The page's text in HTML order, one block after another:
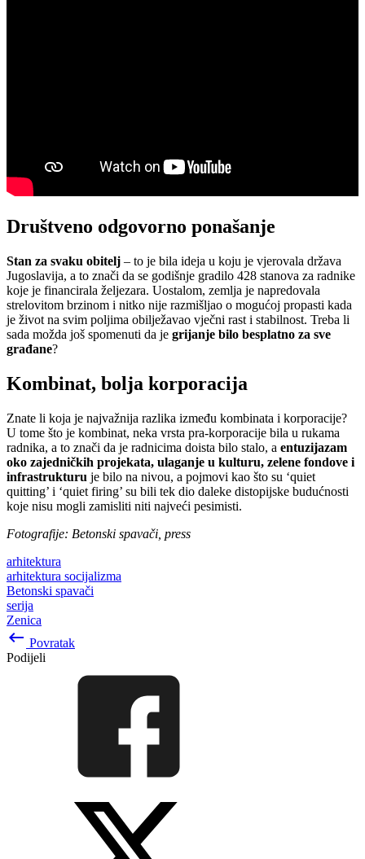
Društveno odgovorno ponašanje
Stan za svaku obitelj – to je bila ideja u koju je vjerovala država
Jugoslavija, a to znači da se godišnje gradilo 428 stanova za radnike
koje je financirala željezara. Uostalom, zemlja je napredovala
strelovitom brzinom i nitko nije razmišljao o mogućoj propasti kada
je život na svim poljima obilježavao vječni rast i stabilnost. Treba li
sada možda još spomenuti da je grijanje bilo besplatno za sve
građane?
Kombinat, bolja korporacija
Znate li koja je najvažnija razlika između kombinata i korporacije?
U tome što je kombinat, neka vrsta pra-korporacije bila u rukama
radnika, a to znači da je radnicima doista bilo stalo, a entuzijazam
oko zajedničkih projekata, ulaganje u kulturu, zelene fondove i
infrastrukturu je bilo na nivou, a pojmovi kao što su ‘quiet
quitting’ i ‘quiet firing’ su bili tek dio daleke distopijske budućnosti
koje nisu mogli zamisliti niti najveći pesimisti.
Fotografije: Betonski spavači, press
arhitektura
arhitektura socijalizma
Betonski spavači
serija
Zenica
keyboard_backspace Povratak
Podijeli